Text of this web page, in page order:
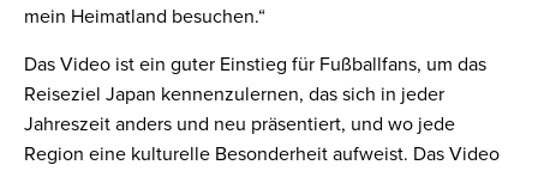
mein Heimatland besuchen.“
Das Video ist ein guter Einstieg für Fußballfans, um das
Reiseziel Japan kennenzulernen, das sich in jeder
Jahreszeit anders und neu präsentiert, und wo jede
Region eine kulturelle Besonderheit aufweist. Das Video